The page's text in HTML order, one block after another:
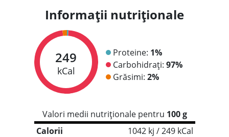
Informații nutriționale
249
kCal
Proteine: 1%
Carbohidrați: 97%
Grăsimi: 2%
Valori medii nutriționale pentru 100 g
Calorii
1042 kj / 249 kCal